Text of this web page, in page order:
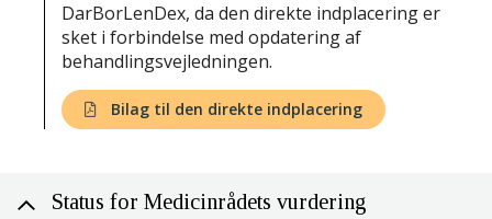
DarBorLenDex, da den direkte indplacering er
sket i forbindelse med opdatering af
behandlingsvejledningen.
Bilag til den direkte indplacering
Status for Medicinrådets vurdering